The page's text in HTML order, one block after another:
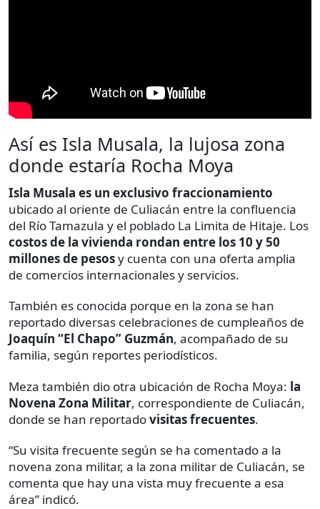
Así es Isla Musala, la lujosa zona
donde estaría Rocha Moya
Isla Musala es un exclusivo fraccionamiento
ubicado al oriente de Culiacán entre la confluencia
del Río Tamazula y el poblado La Limita de Hitaje. Los
costos de la vivienda rondan entre los 10 y 50
millones de pesosy cuenta con una oferta amplia
de comercios internacionales y servicios.
También es conocida porque en la zona se han
reportado diversas celebraciones de cumpleaños de
Joaquín “El Chapo” Guzmán, acompañado de su
familia, según reportes periodísticos.
Meza también dio otra ubicación de Rocha Moya: la
Novena Zona Militar, correspondiente de Culiacán,
donde se han reportadovisitas frecuentes.
“Su visita frecuente según se ha comentado a la
novena zona militar, a la zona militar de Culiacán, se
comenta que hay una vista muy frecuente a esa
área” indicó.